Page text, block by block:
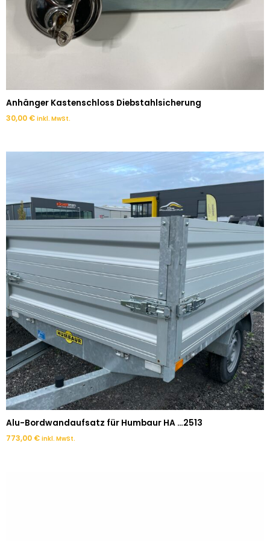
Anhänger Kastenschloss Diebstahlsicherung
30,00 € inkl. MwSt.
Alu-Bordwandaufsatz für Humbaur HA …2513
773,00 € inkl. MwSt.